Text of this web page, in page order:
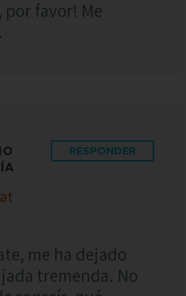
por favor! Me
RESPONDER
me ha dejado
tremenda. No